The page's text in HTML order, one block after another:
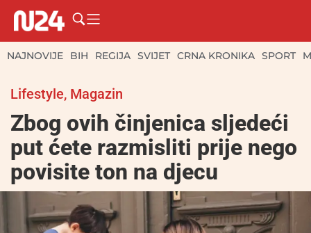
NAJNOVIJE BIH REGIJA SVIJET CRNA KRONIKA SPORT
Lifestyle, Magazin
Zbog ovih činjenica sljedeći
put ćete razmisliti prije nego
povisite ton na djecu